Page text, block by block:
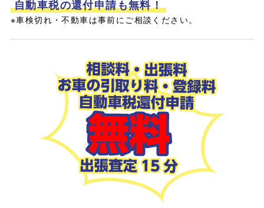
自動車税の還付申請も無料！
※車検切れ・不動車は事前にご相談ください。